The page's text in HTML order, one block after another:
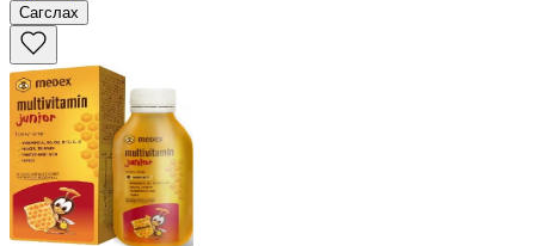
Сагслах